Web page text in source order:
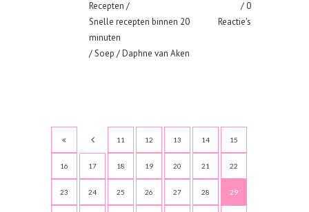
Recepten /
Snelle recepten binnen 20
minuten
/Soep / Daphne van Aken
0
Reactie's
11 12 13 14 15
16 17 18 19 20 21 22
23 24 25 26 27 28 29